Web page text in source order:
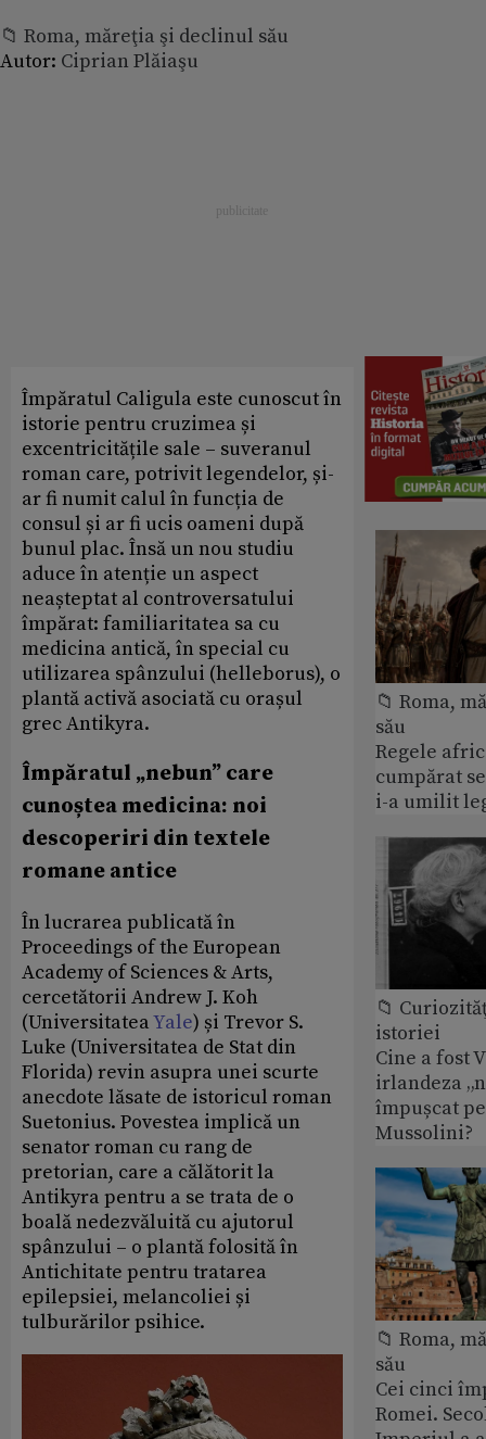
📁 Roma, măreţia şi declinul său
Autor: Ciprian Plăiaşu
Împăratul Caligula este cunoscut în
istorie pentru cruzimea și
excentricitățile sale – suveranul
roman care, potrivit legendelor, și-
ar fi numit calul în funcția de
consul și ar fi ucis oameni după
bunul plac. Însă un nou studiu
aduce în atenție un aspect
neașteptat al controversatului
împărat: familiaritatea sa cu
medicina antică, în special cu
utilizarea spânzului (helleborus), o
plantă activă asociată cu orașul
grec Antikyra.
Împăratul „nebun” care
cunoștea medicina: noi
descoperiri din textele
romane antice
În lucrarea publicată în
Proceedings of the European
Academy of Sciences & Arts,
cercetătorii Andrew J. Koh
(UniversitateaYale) și Trevor S.
Luke (Universitatea de Stat din
Florida) revin asupra unei scurte
anecdote lăsate de istoricul roman
Suetonius. Povestea implică un
senator roman cu rang de
pretorian, care a călătorit la
Antikyra pentru a se trata de o
boală nedezvăluită cu ajutorul
spânzului – o plantă folosită în
Antichitate pentru tratarea
epilepsiei, melancoliei și
tulburărilor psihice.
📁 Roma,
său
Regele
cumpărat
i-a umilit
📁
istoriei
Cine a fost
irlandeza
împușcat
Mussolini?
📁 Roma,
său
Cei cinci
Romei.